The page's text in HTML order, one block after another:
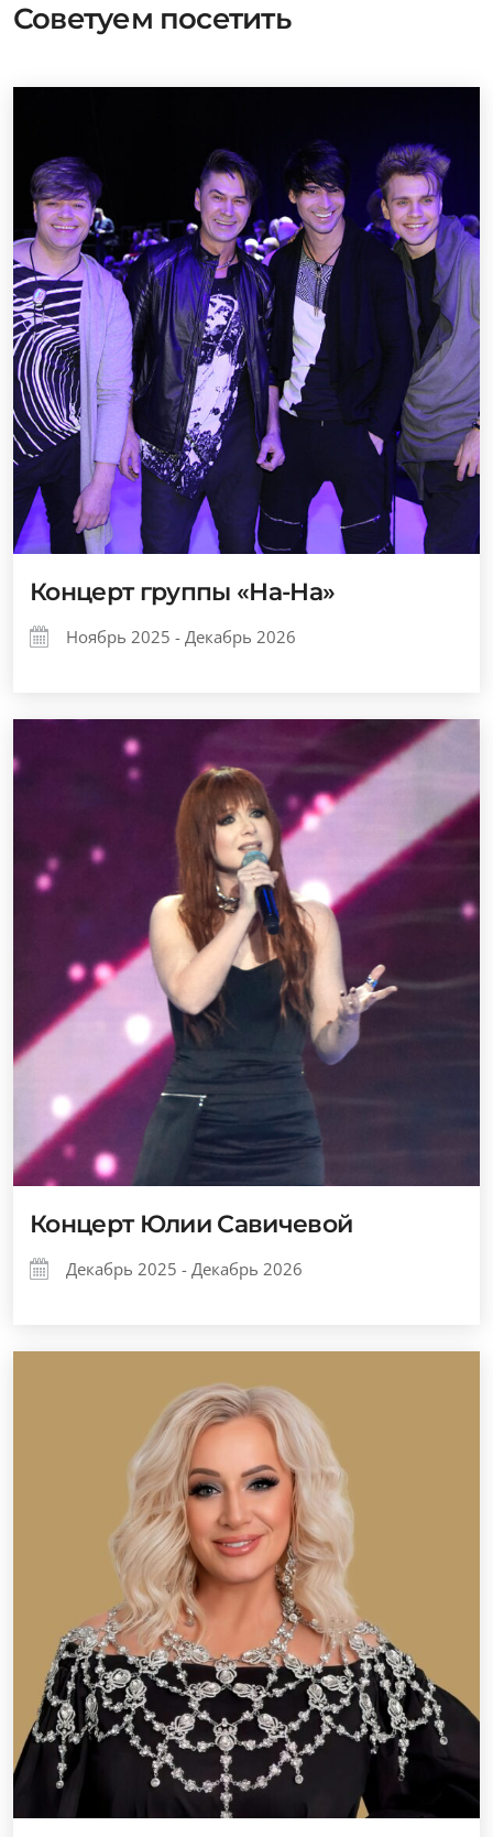
Советуем посетить
Концерт группы «На-На»
Ноябрь 2025 - Декабрь 2026
Концерт Юлии Савичевой
Декабрь 2025 - Декабрь 2026